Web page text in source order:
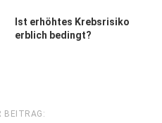
Ist erhöhtes Krebsrisiko
erblich bedingt?
BEITRAG: